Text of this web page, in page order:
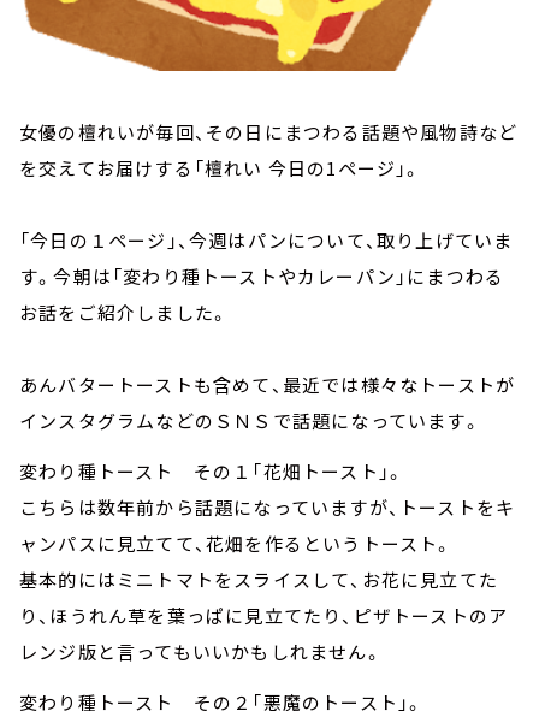
女優の檀れいが毎回、その日にまつわる話題や風物詩など
を交えてお届けする「檀れい 今日の1ページ」。
「今日の１ページ」、今週はパンについて、取り上げていま
す。今朝は「変わり種トーストやカレーパン」にまつわる
お話をご紹介しました。
あんバタートーストも含めて、最近では様々なトーストが
インスタグラムなどのＳＮＳで話題になっています。
変わり種トースト その１「花畑トースト」。
こちらは数年前から話題になっていますが、トーストをキ
ャンパスに見立てて、花畑を作るというトースト。
基本的にはミニトマトをスライスして、お花に見立てた
り、ほうれん草を葉っぱに見立てたり、ピザトーストのア
レンジ版と言ってもいいかもしれません。
変わり種トースト その２「悪魔のトースト」。